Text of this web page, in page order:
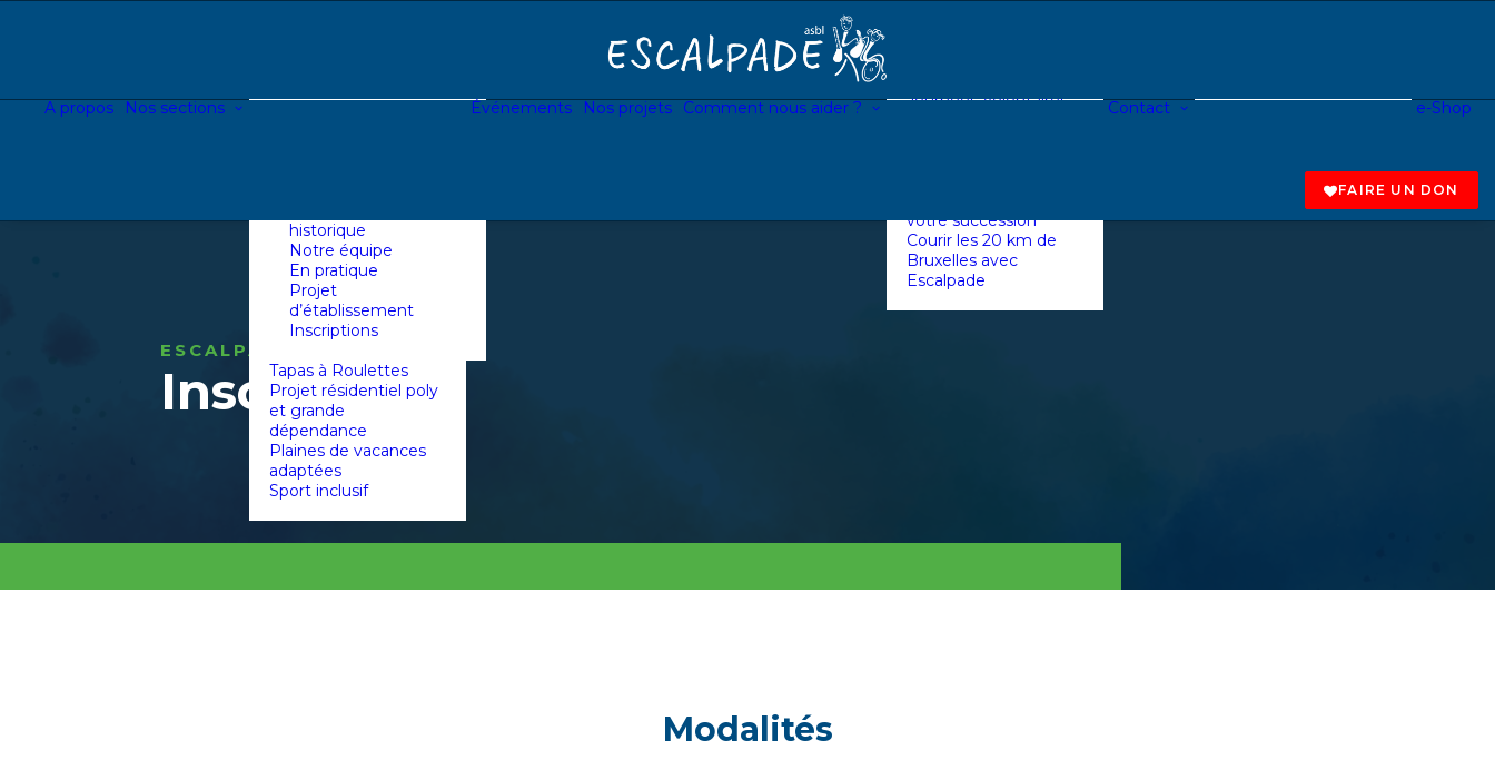
A propos Nos sections
historique
Notre équipe
En pratique
Projet
d’établissement
Inscriptions
Tapas à Roulettes
Projet résidentiel poly
et grande
dépendance
Plaines de vacances
adaptées
Sport inclusif
Événements Nos projets Comment nous aider ?
Journées Volontaires
votre succession
Courir les 20 km de
Bruxelles avec
Escalpade
Contact
Tapas à roulettes
e-Shop
FAIRE UN DON
ESCALPADE
Inscriptions
Modalités